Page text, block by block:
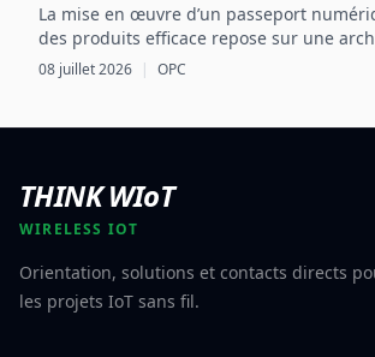
La mise en œuvre d’un passeport
des produits efficace repose sur une
source intégrant OPC UA, les normes CEN/
des mécanismes d’échange sécurisés
08 juillet 2026 | OPC
THINK WIoT
WIRELESS IOT
Orientation, solutions et contacts directs
les projets IoT sans fil.